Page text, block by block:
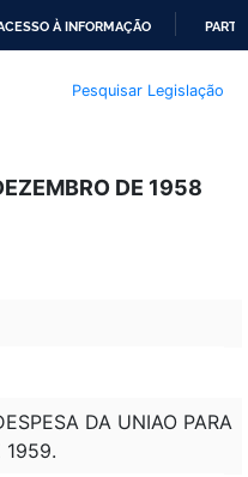
À INFORMAÇÃO
Pesquisar Legislação
DE 1958
DA UNIAO PARA
1959.